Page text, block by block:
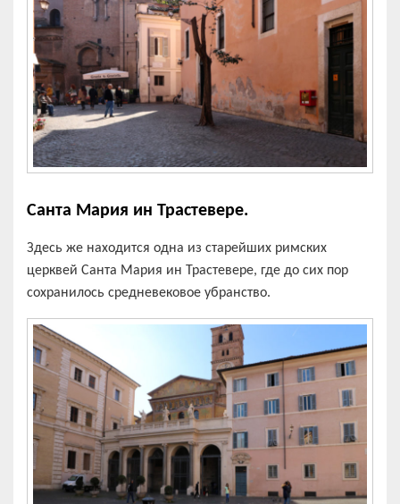
Санта Мария ин Трастевере.
Здесь же находится одна из старейших римских
церквей Санта Мария ин Трастевере, где до сих пор
сохранилось средневековое убранство.